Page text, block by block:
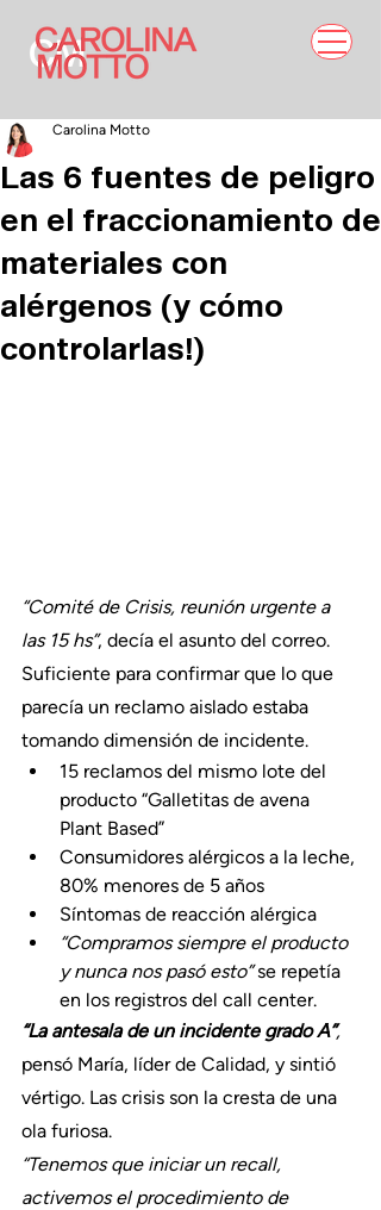
Las 6 fuentes de peligro
en el fraccionamiento de
materiales con
alérgenos (y cómo
controlarlas!)
Carolina Motto
“Comité de Crisis, reunión urgente a
las 15 hs”, decía el asunto del correo.
Suficiente para confirmar que lo que
parecía un reclamo aislado estaba
tomando dimensión de incidente.
15 reclamos del mismo lote del
producto “Galletitas de avena
Plant Based”
Consumidores alérgicos a la leche,
80% menores de 5 años
Síntomas de reacción alérgica
“Compramos siempre el producto
y nunca nos pasó esto” se repetía
en los registros del call center.
“La antesala de un incidente grado A”,
pensó María, líder de Calidad, y sintió
vértigo. Las crisis son la cresta de una
ola furiosa.
“Tenemos que iniciar un recall,
activemos el procedimiento de